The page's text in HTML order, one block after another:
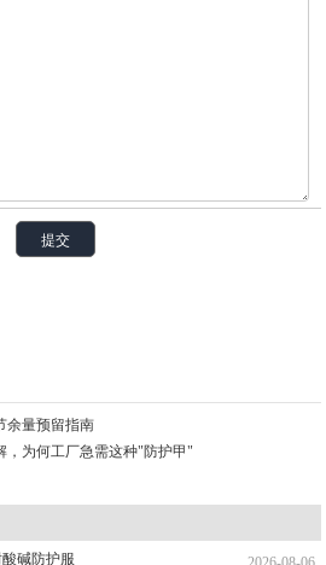
余量预留指南
，为何工厂急需这种"防护甲"
碱防护服